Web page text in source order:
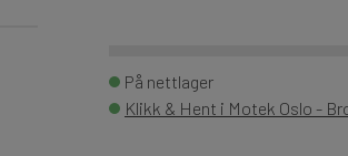
På nettlager
Klikk & Hent i Motek Oslo -